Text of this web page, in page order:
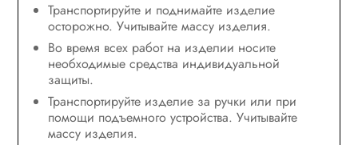
Транспортируйте и поднимайте изделие
осторожно. Учитывайте массу изделия.
Во время всех работ на изделии носите
необходимые средства индивидуальной
защиты.
Транспортируйте изделие за ручки или при
помощи подъемного устройства. Учитывайте
массу изделия.